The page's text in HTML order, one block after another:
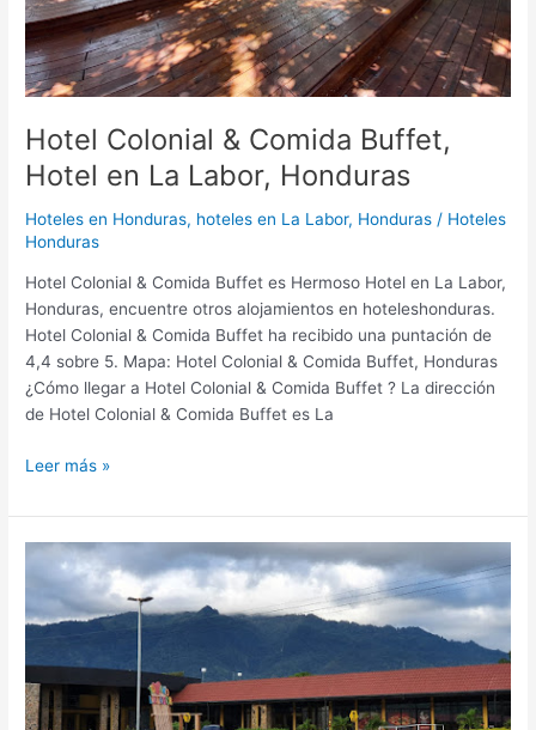
Hotel Colonial & Comida Buffet,
Hotel en La Labor, Honduras
Hoteles en Honduras, hoteles en La Labor, Honduras / Hoteles
Honduras
Hotel Colonial & Comida Buffet es Hermoso Hotel en La Labor,
Honduras, encuentre otros alojamientos en hoteleshonduras.
Hotel Colonial & Comida Buffet ha recibido una puntación de
4,4 sobre 5. Mapa: Hotel Colonial & Comida Buffet, Honduras
¿Cómo llegar a Hotel Colonial & Comida Buffet ? La dirección
de Hotel Colonial & Comida Buffet es La
Leer más »
Plaza
Sagrado
Corazon,
Hotel
en